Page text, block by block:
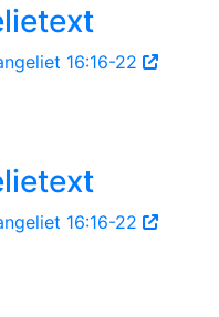
16:16-22
16:16-22